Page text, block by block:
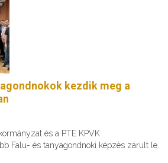
kezdik meg a
és a PTE KPVK
Falu- és tanyagondnoki képzés zárult le.